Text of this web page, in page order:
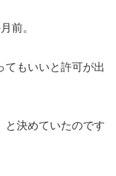
前。
てもいいと許可が出
と決めていたのです